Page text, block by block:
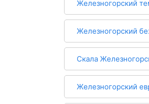
Железногорский
Железногорский
Скала
Железногорский